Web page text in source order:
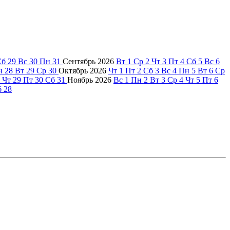
29 Вс 30 Пн 31 Сентябрь 2026 Вт 1 Ср 2 Чт 3 Пт 4 Сб 5 Вс 6
28 Вт 29 Ср 30 Октябрь 2026 Чт 1 Пт 2 Сб 3 Вс 4 Пн 5 Вт 6 Ср
Чт 29 Пт 30 Сб 31 Ноябрь 2026 Вс 1 Пн 2 Вт 3 Ср 4 Чт 5 Пт 6
28